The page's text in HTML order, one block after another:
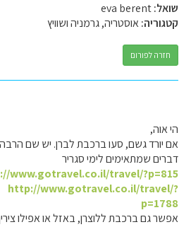
שואל:
קטגוריה:אוסטריה, גרמניה ושוויץ
חזרה לפורום
הי אוה,
אם יורד גשם, סעו ברכבת לברן. יש שם הרבה
דברים שמתאימים לימי סגריר
www.gotravel.co.il/travel/?p=815
http://www.gotravel.co.il/travel/?
p=1788
אפשר גם ברכבת ללוצרן, באזל או אפילו